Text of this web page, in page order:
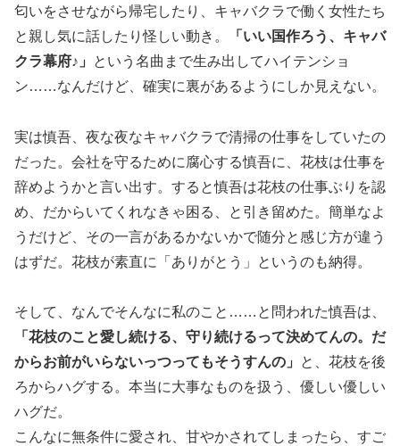
匂いをさせながら帰宅したり、キャバクラで働く女性たち
と親し気に話したり怪しい動き。
「いい国作ろう、キャバ
クラ幕府♪」
という名曲まで生み出してハイテンショ
ン……なんだけど、確実に裏があるようにしか見えない。
実は慎吾、夜な夜なキャバクラで清掃の仕事をしていたの
だった。会社を守るために腐心する慎吾に、花枝は仕事を
辞めようかと言い出す。すると慎吾は花枝の仕事ぶりを認
め、だからいてくれなきゃ困る、と引き留めた。簡単なよ
うだけど、その一言があるかないかで随分と感じ方が違う
はずだ。花枝が素直に「ありがとう」というのも納得。
そして、なんでそんなに私のこと……と問われた慎吾は、
「花枝のこと愛し続ける、守り続けるって決めてんの。だ
からお前がいらないっつってもそうすんの」
と、花枝を後
ろからハグする。本当に大事なものを扱う、優しい優しい
ハグだ。
こんなに無条件に愛され、甘やかされてしまったら、すご